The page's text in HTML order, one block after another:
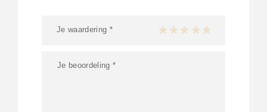
Je waardering * 1 van de 5 sterren
2 van de 5 sterren
3 van de 5 sterren
4 van de 5 sterren